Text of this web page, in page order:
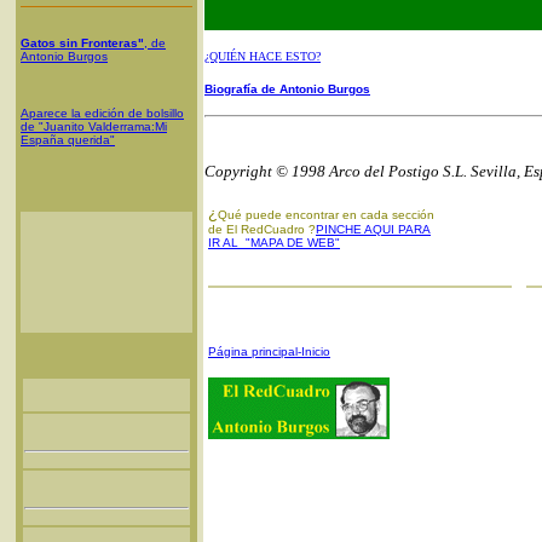
Gatos sin Fronteras" , de
Antonio Burgos
Aparece la edición de bolsillo
de "Juanito Valderrama:Mi
España querida"
¿QUIÉN HACE ESTO?
Biografía de Antonio Burgos
Copyright © 1998 Arco del Postigo S.L. Sevilla,
¿ Qué puede encontrar en cada sección
de El RedCuadro ?PINCHE AQUI PARA
IR AL "MAPA DE WEB"
Página principal-Inicio